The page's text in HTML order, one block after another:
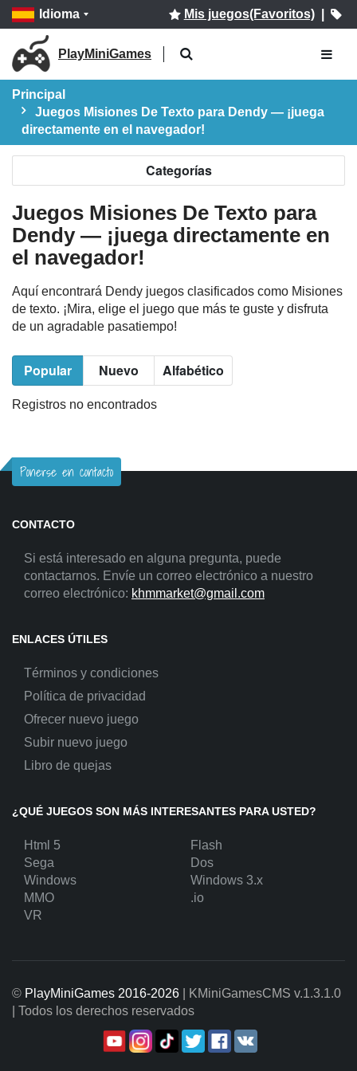
Idioma Mis juegos(Favoritos)|
PlayMiniGames
Principal
Juegos Misiones De Texto para Dendy — ¡juega
directamente en el navegador!
Categorías
Juegos Misiones De Texto para
Dendy — ¡juega directamente en
el navegador!
Aquí encontrará Dendy juegos clasificados como Misiones
de texto. ¡Mira, elige el juego que más te guste y disfruta
de un agradable pasatiempo!
Popular Nuevo Alfabético
Registros no encontrados
Ponerse en contacto
CONTACTO
Si está interesado en alguna pregunta, puede
contactarnos. Envíe un correo electrónico a nuestro
correo electrónico: khmmarket@gmail.com
ENLACES ÚTILES
Términos y condiciones
Política de privacidad
Ofrecer nuevo juego
Subir nuevo juego
Libro de quejas
¿QUÉ JUEGOS SON MÁS INTERESANTES PARA USTED?
Html 5
Flash
Sega
Dos
Windows
Windows 3.x
MMO
.io
VR
© PlayMiniGames 2016-2026 | KMiniGamesCMS v.1.3.1.0
| Todos los derechos reservados